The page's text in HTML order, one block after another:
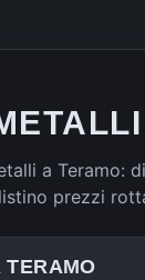
a Teramo:
prezzi
TERAMO